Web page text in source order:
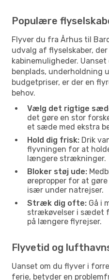
Populære
Flyver du fra Århus til
udvalg af flyselskaber,
kabinemuligheder.
benplads, underholdning
budgetpriser, er der en
behov.
Vælg det rigtige
det gøre en stor
et sæde med ekstra
Hold dig frisk: Drik
flyvningen for at
længere strækninger.
Bloker støj ude:
ørepropper for at
især under natrejser.
Stræk dig ofte: Gå i
strækøvelser i sædet
på længere flyrejser.
Flyvetid og
Uanset om du flyver i
ferie, betyder en